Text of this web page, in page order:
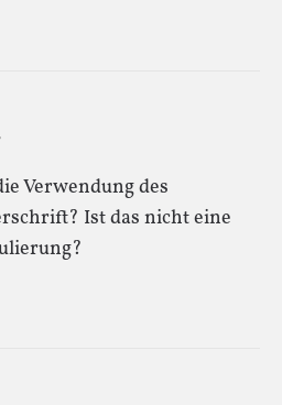
Verwendung des
Ist das nicht eine